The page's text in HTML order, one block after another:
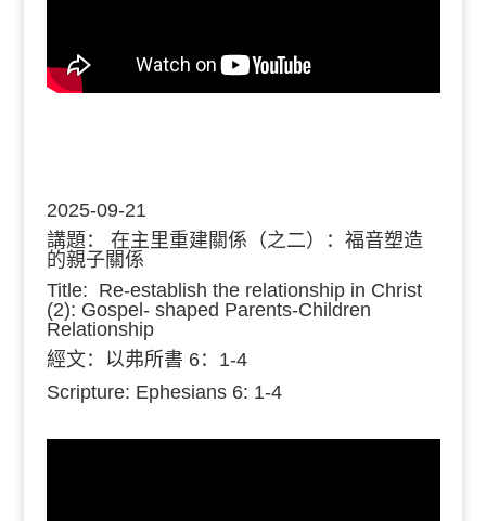
2025-09-21
講題： 在主里重建關係（之二）：福音塑造
的親子關係
Title: Re-establish the relationship in Christ
(2): Gospel- shaped Parents-Children
Relationship
經文：
以弗所書 6：1-4
Scripture: Ephesians 6: 1-4